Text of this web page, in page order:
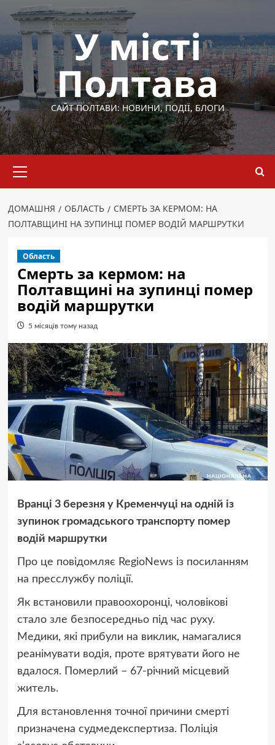
Перейти
вмісту
У місті
Полтава
САЙТ ПОЛТАВИ: НОВИНИ, ПОДІЇ, БЛОГИ
меню
ДОМАШНЯ ОБЛАСТЬ
СМЕРТЬ ЗА КЕРМОМ: НА
ПОЛТАВЩИНІ НА ЗУПИНЦІ ПОМЕР ВОДІЙ МАРШРУТКИ
Область
Смерть за кермом: на
Полтавщині на зупинці помер
водій маршрутки
5 місяців тому назад
Вранці 3 березня у Кременчуці на одній із
зупинок громадського транспорту помер
водій маршрутки
Про це повідомляє RegioNews із посиланням
на пресслужбу поліції.
Як встановили правоохоронці, чоловікові
стало зле безпосередньо під час руху.
Медики, які прибули на виклик, намагалися
реанімувати водія, проте врятувати його не
вдалося. Померлий – 67-річний місцевий
житель.
Для встановлення точної причини смерті
призначена судмедекспертиза. Поліція